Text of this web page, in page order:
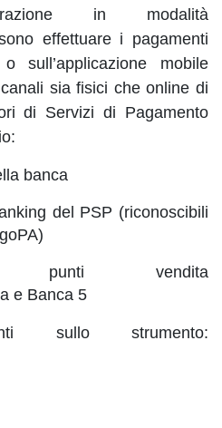
in modalità
effettuare i pagamenti
sull’applicazione mobile
sia fisici che online di
di Servizi di Pagamento
banca
del PSP (riconoscibili
vendita
e Banca 5
sullo strumento: